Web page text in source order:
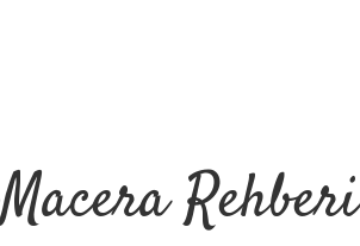
Rehberi